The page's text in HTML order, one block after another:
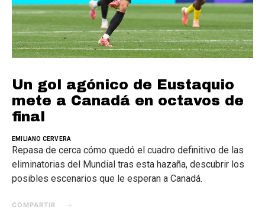
Un gol agónico de Eustaquio
mete a Canadá en octavos de
final
EMILIANO CERVERA
Repasa de cerca cómo quedó el cuadro definitivo de las
eliminatorias del Mundial tras esta hazaña, descubrir los
posibles escenarios que le esperan a Canadá.
COMPARTIR